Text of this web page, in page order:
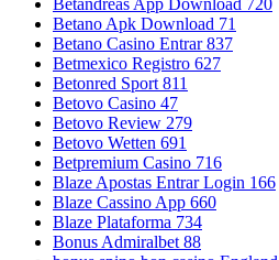
Betandreas App Download 720
Betano Apk Download 71
Betano Casino Entrar 837
Betmexico Registro 627
Betonred Sport 811
Betovo Casino 47
Betovo Review 279
Betovo Wetten 691
Betpremium Casino 716
Blaze Apostas Entrar Login 166
Blaze Cassino App 660
Blaze Plataforma 734
Bonus Admiralbet 88